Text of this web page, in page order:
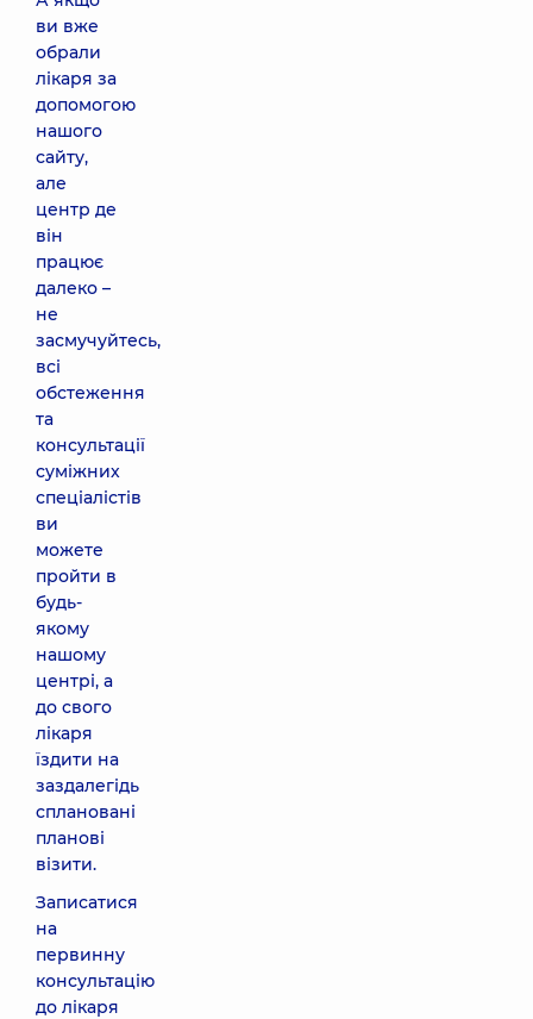
ви вже
обрали
лікаря за
допомогою
нашого
сайту,
але
центр де
він
працює
далеко –
не
засмучуйтесь,
всі
обстеження
та
консультації
суміжних
спеціалістів
ви
можете
пройти в
будь-
якому
нашому
центрі, а
до свого
лікаря
їздити на
заздалегідь
сплановані
планові
візити.
Записатися
на
первинну
консультацію
до лікаря